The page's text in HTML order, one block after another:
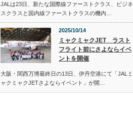
JALは23日、新たな国際線ファーストクラス、ビジネ
スクラスと国内線ファーストクラスの機内…
2025/10/14
ミャクミャクJET ラスト
フライト前にさよならイベ
ントを開催
大阪・関西万博最終日の13日、伊丹空港にて「JALミ
ャクミャクJETさよならイベント」が開…